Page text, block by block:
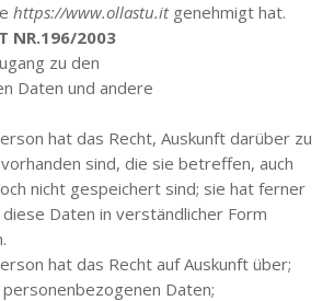
https://www.ollastu.itgenehmigt hat.
NR.196/2003
zu den
Daten und andere
hat das Recht, Auskunft darüber zu
sind, die sie betreffen, auch
nicht gespeichert sind; sie hat ferner
Daten in verständlicher Form
hat das Recht auf Auskunft über;
Daten;